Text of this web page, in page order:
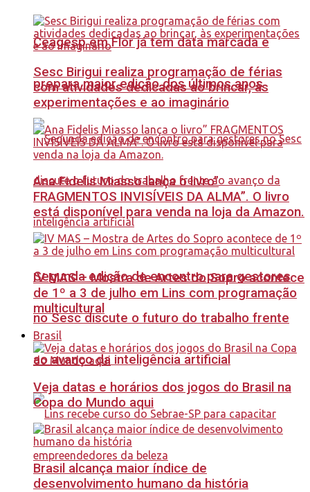
Ceagesp em Flor já tem data marcada e
prepara maior edição dos últimos anos
Segunda edição de encontro para gestores
no Sesc discute o futuro do trabalho frente
ao avanço da inteligência artificial
Sesc Birigui realiza programação de férias
com atividades dedicadas ao brincar, às
experimentações e ao imaginário
Ana Fidelis Miasso lança o livro”
FRAGMENTOS INVISÍVEIS DA ALMA”. O livro
está disponível para venda na loja da Amazon.
IV MAS – Mostra de Artes do Sopro acontece
de 1º a 3 de julho em Lins com programação
multicultural
Brasil
Veja datas e horários dos jogos do Brasil na
Copa do Mundo aqui
Brasil alcança maior índice de
desenvolvimento humano da história